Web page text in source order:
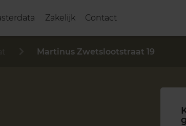
Zakelijk Contact
Martinus Zwetslootstraat 19